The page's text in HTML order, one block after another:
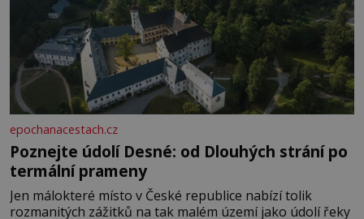
epochanacestach.cz
Poznejte údolí Desné: od Dlouhých strání po
termální prameny
Jen málokteré místo v České republice nabízí tolik
rozmanitých zážitků na tak malém území jako údolí řeky